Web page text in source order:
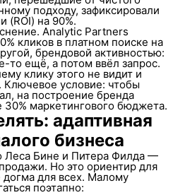
подходу, зафиксировали
(ROI) на 90%.
Analytic Partners
кликов в платном поиске на
брендовой активностью:
то ещё, а потом ввёл запрос.
клику этого не видит и
Ключевое условие: чтобы
на построение бренда
маркетингового бюджета.
адаптивная
бизнеса
Леса Бине и Питера Филда —
Но это ориентир для
для всех. Малому
поэтапно: